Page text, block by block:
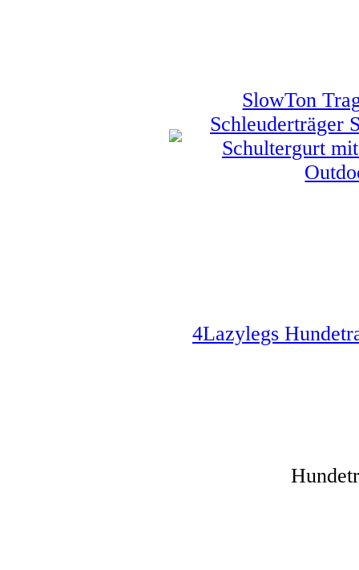
SlowTon
Schleuderträger
Schultergurt
4Lazylegs